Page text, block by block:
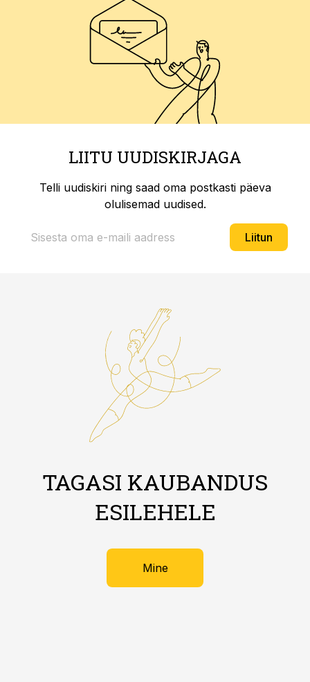
LIITU UUDISKIRJAGA
Telli uudiskiri ning saad oma postkasti päeva
olulisemad uudised.
Liitun
TAGASI KAUBANDUS
ESILEHELE
Mine